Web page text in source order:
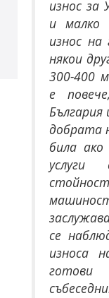
износ за
и малко
износ
някои
300-400
е
България
добрата
била
услуги
се
износа